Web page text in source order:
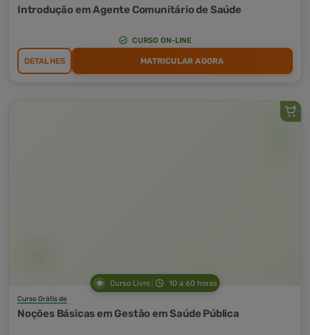
Introdução em Agente Comunitário de Saúde
CURSO ON-LINE
DETALHES MATRICULAR AGORA
Curso Livre 10 a 60 horas
Curso Grátis de
Noções Básicas em Gestão em Saúde Pública